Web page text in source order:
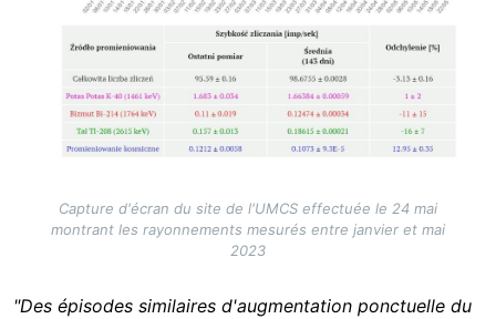
Capture d'écran du site de l'UMCS effectuée le 24 mai
montrant les rayonnements mesurés entre janvier et mai
2023
"Des épisodes similaires d'augmentation ponctuelle du